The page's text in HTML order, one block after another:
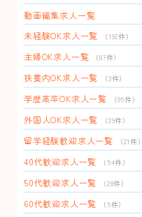
動画編集求人一覧
未経験OK求人一覧
（192件）
主婦OK求人一覧 （87件）
扶養内OK求人一覧 （3件）
学歴高卒OK求人一覧 （95件）
外国人OK求人一覧 （29件）
留学経験歓迎求人一覧 （21件）
40代歓迎求人一覧 （54件）
50代歓迎求人一覧 （28件）
60代歓迎求人一覧 （5件）